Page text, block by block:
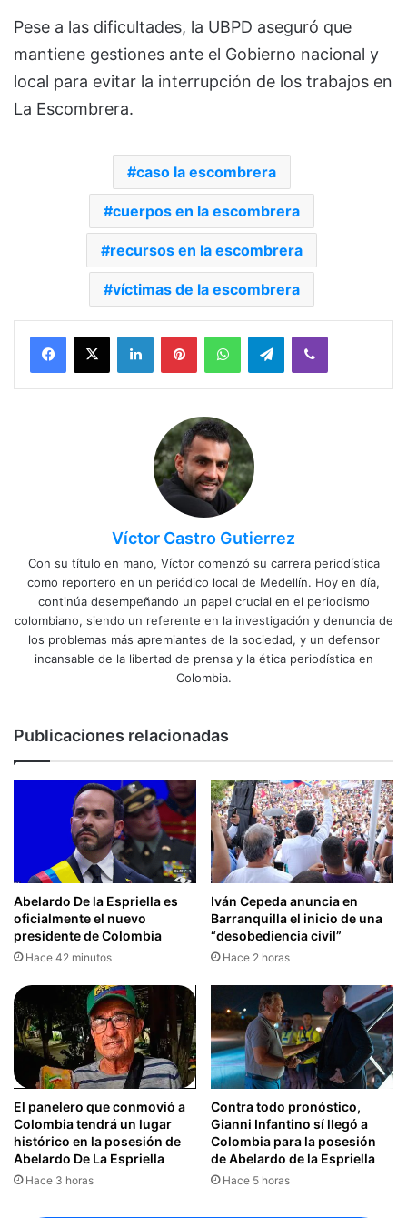
Pese a las dificultades, la UBPD aseguró que
mantiene gestiones ante el Gobierno nacional y
local para evitar la interrupción de los trabajos en
La Escombrera.
caso la escombrera
cuerpos en la escombrera
recursos en la escombrera
víctimas de la escombrera
Facebook
X LinkedInPinterestWhatsAppTelegramViber
Víctor Castro Gutierrez
Con su título en mano, Víctor comenzó su carrera periodística
como reportero en un periódico local de Medellín. Hoy en día,
continúa desempeñando un papel crucial en el periodismo
colombiano, siendo un referente en la investigación y denuncia de
los problemas más apremiantes de la sociedad, y un defensor
incansable de la libertad de prensa y la ética periodística en
Colombia.
Publicaciones relacionadas
Abelardo De la Espriella es
oficialmente el nuevo
presidente de Colombia
Hace 42 minutos
Iván Cepeda anuncia en
Barranquilla el inicio de una
“desobediencia civil”
Hace 2 horas
El panelero que conmovió a
Colombia tendrá un lugar
histórico en la posesión de
Abelardo De La Espriella
Hace 3 horas
Contra todo pronóstico,
Gianni Infantino sí llegó a
Colombia para la posesión
de Abelardo de la Espriella
Hace 5 horas